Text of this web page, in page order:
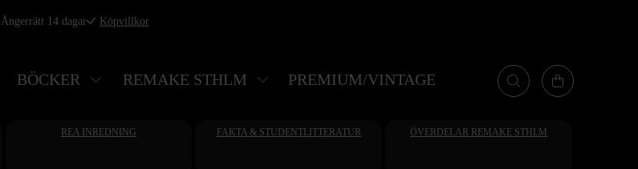
Ångerrätt 14 dagar Köpvillkor
BÖCKER REMAKE STHLM PREMIUM/VINTAGE
REA INREDNING FAKTA & STUDENTLITTERATUR ÖVERDELAR REMAKE STHLM